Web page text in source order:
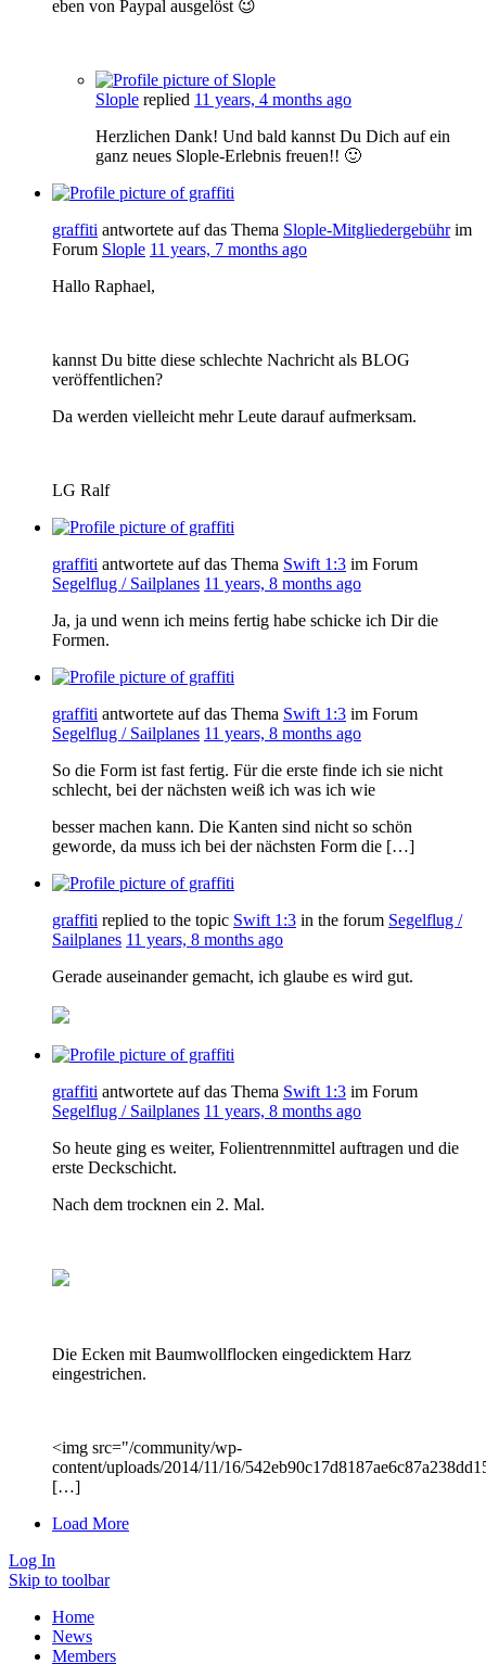
eben von Paypal ausgelöst 😉
Slople replied 11 years, 4 months ago
Herzlichen Dank! Und bald kannst Du Dich auf ein
ganz neues Slople-Erlebnis freuen!! 🙂
graffiti antwortete auf das Thema Slople-Mitgliedergebührim
Forum Slople 11 years, 7 months ago
Hallo Raphael,
kannst Du bitte diese schlechte Nachricht als BLOG
veröffentlichen?
Da werden vielleicht mehr Leute darauf aufmerksam.
LG Ralf
graffiti antwortete auf das Thema Swift 1:3 im Forum
Segelflug / Sailplanes 11 years, 8 months ago
Ja, ja und wenn ich meins fertig habe schicke ich Dir die
Formen.
graffiti antwortete auf das Thema Swift 1:3 im Forum
Segelflug / Sailplanes 11 years, 8 months ago
So die Form ist fast fertig. Für die erste finde ich sie nicht
schlecht, bei der nächsten weiß ich was ich wie
besser machen kann. Die Kanten sind nicht so schön
geworde, da muss ich bei der nächsten Form die […]
graffiti replied to the topic Swift 1:3 in the forum Segelflug /
Sailplanes 11 years, 8 months ago
Gerade auseinander gemacht, ich glaube es wird gut.
graffiti antwortete auf das Thema Swift 1:3 im Forum
Segelflug / Sailplanes 11 years, 8 months ago
So heute ging es weiter, Folientrennmittel auftragen und die
erste Deckschicht.
Nach dem trocknen ein 2. Mal.
Die Ecken mit Baumwollflocken eingedicktem Harz
eingestrichen.
<img src="/community/wp-
content/uploads/2014/11/16/
[…]
Load More
Log In
Skip to toolbar
Home
News
Members